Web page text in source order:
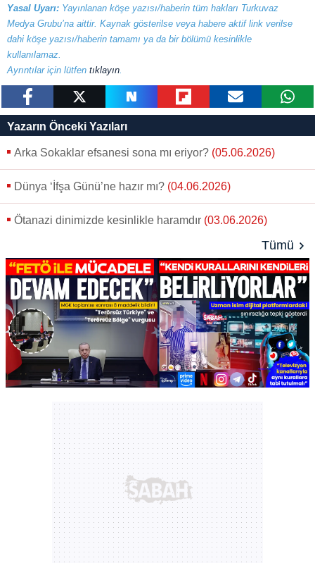
Yasal Uyarı: Yayınlanan köşe yazısı/haberin tüm hakları Turkuvaz
Medya Grubu’na aittir. Kaynak gösterilse veya habere aktif link verilse
dahi köşe yazısı/haberin tamamı ya da bir bölümü kesinlikle
kullanılamaz.
Ayrıntılar için lütfen tıklayın.
Yazarın Önceki Yazıları
Arka Sokaklar efsanesi sona mı eriyor? (05.06.2026)
Dünya ‘İfşa Günü’ne hazır mı? (04.06.2026)
Ötanazi dinimizde kesinlikle haramdır (03.06.2026)
Tümü